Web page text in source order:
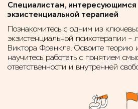
Специалистам, интересующимся
экзистенциальной терапией
Познакомитесь с одним из
экзистенциальной психотерапии –
Виктора Франкла. Освоите теорию
научитесь работать с понятием
ответственности и внутренней